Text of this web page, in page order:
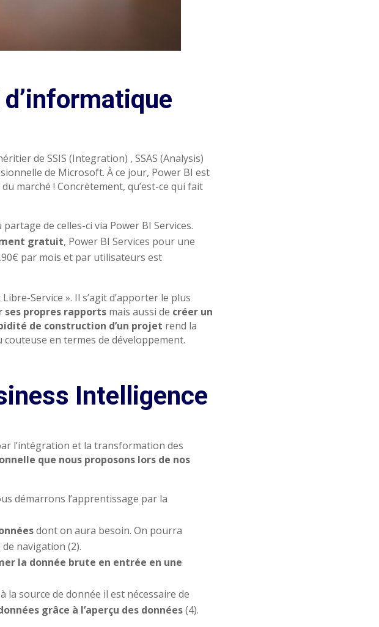
de SSIS (Integration) , SSAS (Analysis)
de Microsoft. À ce jour, Power BI est
marché ! Concrètement, qu’est-ce qui fait
de celles-ci via Power BI Services.
gratuit, Power BI Services pour une
par mois et par utilisateurs est
Service ». Il s’agit d’apporter le plus
ses propres rapports mais aussi de créer un
de construction d’un projet rend la
en termes de développement.
Intelligence
l’intégration et la transformation des
que nous proposons lors de nos
démarrons l’apprentissage par la
dont on aura besoin. On pourra
navigation (2).
la donnée brute en entrée en une
source de donnée il est nécessaire de
grâce à l’aperçu des données(4).